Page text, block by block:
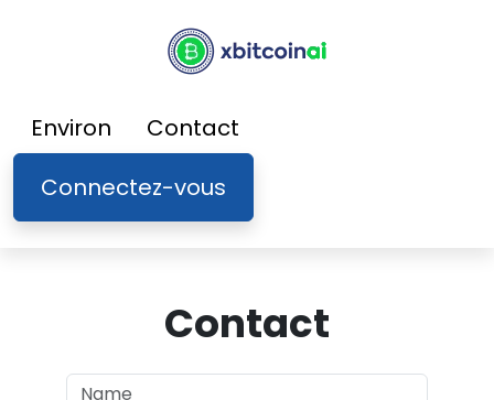
Environ
Contact
Connectez-vous
Contact